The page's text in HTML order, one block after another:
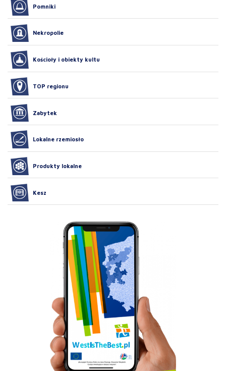
Pomniki
Nekropolie
Kościoły i obiekty kultu
TOP regionu
Zabytek
Lokalne rzemiosło
Produkty lokalne
Kesz